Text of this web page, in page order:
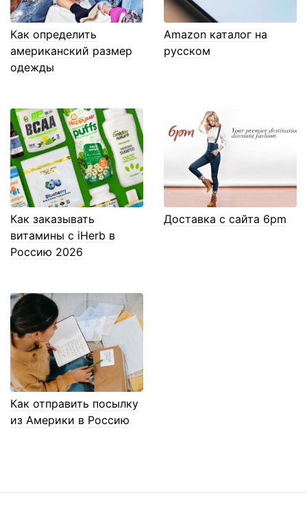
Как определить
американский размер
одежды
Amazon каталог на
русском
Как заказывать
витамины с iHerb в
Россию 2026
Доставка с сайта 6pm
Как отправить посылку
из Америки в Россию